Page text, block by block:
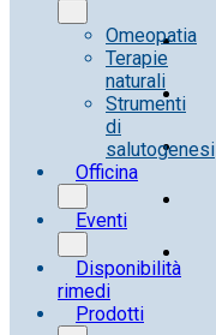
Omeopatia
Terapie
naturali
Strumenti
di
salutogenesi
Officina
Eventi
Disponibilità
rimedi
Prodotti